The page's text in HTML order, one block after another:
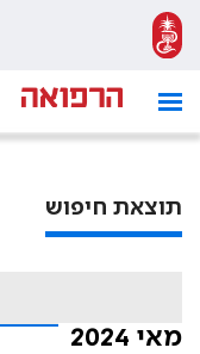
תוצאת חיפוש
מאי 2024